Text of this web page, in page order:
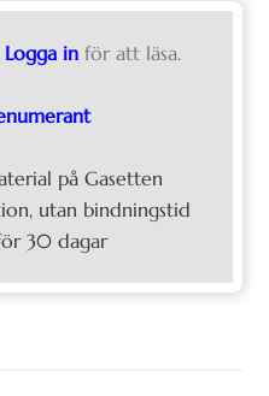
Logga in för att läsa.
på Gasetten
utan bindningstid
30 dagar